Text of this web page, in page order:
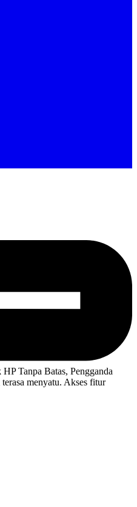
Tanpa Batas, Pengganda
menyatu. Akses fitur